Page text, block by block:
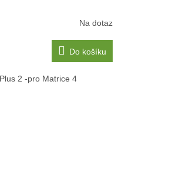
Na dotaz
Do košíku
2 -pro Matrice 4